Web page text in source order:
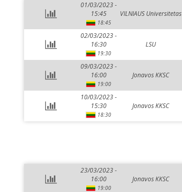
01/03/2023 -
15:45
18:45
VILNIAUS Universitetas
02/03/2023 -
16:30
19:30
LSU
09/03/2023 -
16:00
19:00
Jonavos KKSC
10/03/2023 -
15:30
18:30
Jonavos KKSC
23/03/2023 -
16:00
19:00
Jonavos KKSC